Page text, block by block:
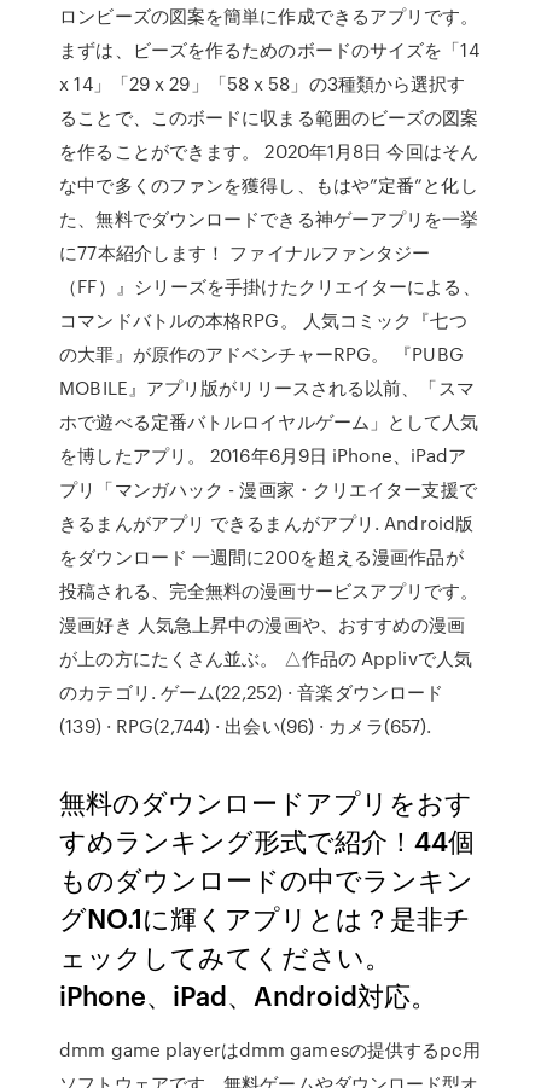
ロンビーズの図案を簡単に作成できるアプリです。
まずは、ビーズを作るためのボードのサイズを「14
x 14」「29 x 29」「58 x 58」の3種類から選択す
ることで、このボードに収まる範囲のビーズの図案
を作ることができます。 2020年1月8日 今回はそん
な中で多くのファンを獲得し、もはや”定番”と化し
た、無料でダウンロードできる神ゲーアプリを一挙
に77本紹介します！ ファイナルファンタジー
（FF）』シリーズを手掛けたクリエイターによる、
コマンドバトルの本格RPG。 人気コミック『七つ
の大罪』が原作のアドベンチャーRPG。 『PUBG
MOBILE』アプリ版がリリースされる以前、「スマ
ホで遊べる定番バトルロイヤルゲーム」として人気
を博したアプリ。 2016年6月9日 iPhone、iPadア
プリ「マンガハック - 漫画家・クリエイター支援で
きるまんがアプリ できるまんがアプリ. Android版
をダウンロード 一週間に200を超える漫画作品が
投稿される、完全無料の漫画サービスアプリです。
漫画好き 人気急上昇中の漫画や、おすすめの漫画
が上の方にたくさん並ぶ。 △作品の Applivで人気
のカテゴリ. ゲーム(22,252) · 音楽ダウンロード
(139) · RPG(2,744) · 出会い(96) · カメラ(657).
無料のダウンロードアプリをおす
すめランキング形式で紹介！44個
ものダウンロードの中でランキン
グNO.1に輝くアプリとは？是非チ
ェックしてみてください。
iPhone、iPad、Android対応。
dmm game playerはdmm gamesの提供するpc用
ソフトウェアです。無料ゲームやダウンロード型オ